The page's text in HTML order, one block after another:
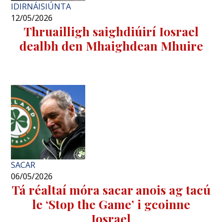
IDIRNÁISIÚNTA
12/05/2026
Thruailligh saighdiúirí Iosrael
dealbh den Mhaighdean Mhuire
SACAR
06/05/2026
Tá réaltaí móra sacar anois ag tacú
le ‘Stop the Game’ i gcoinne
Iosrael